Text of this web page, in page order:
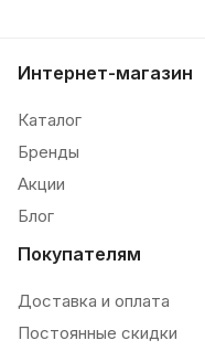
Интернет-магазин
Каталог
Бренды
Акции
Блог
Покупателям
Доставка и оплата
Постоянные скидки